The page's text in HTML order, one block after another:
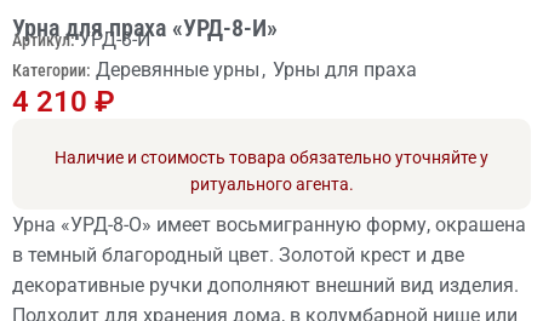
Урна для праха «УРД-8-И»
Артикул:УРД-8-И
Категории: Деревянные урны , Урны для праха
4 210 ₽
Наличие и стоимость товара обязательно уточняйте у
ритуального агента.
Урна «УРД-8-О» имеет восьмигранную форму, окрашена
в темный благородный цвет. Золотой крест и две
декоративные ручки дополняют внешний вид изделия.
Подходит для хранения дома, в колумбарной нише или